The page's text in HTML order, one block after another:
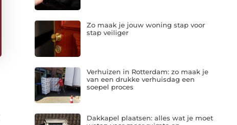
Zo maak je jouw woning stap voor
stap veiliger
Verhuizen in Rotterdam: zo maak je
van een drukke verhuisdag een
soepel proces
Dakkapel plaatsen: alles wat je moet